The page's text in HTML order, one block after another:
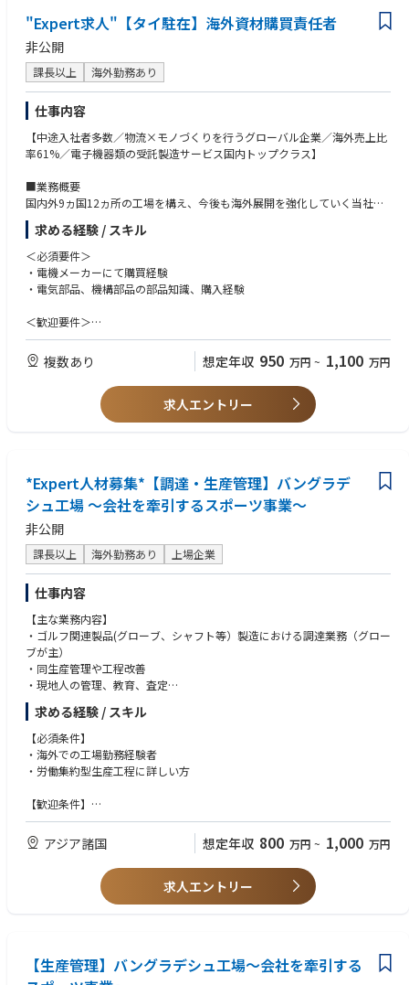
④海外赴任者健康診断が問題ない方 ※入社後3ヵ月以内に受診いただき
海外赴任に問題ないこと
"Expert求人"【タイ駐在】海外資材購買責任者
非公開
課長以上 海外勤務あり
仕事内容
【中途入社者多数／物流×モノづくりを行うグローバル企業／海外売上比
率61%／電子機器類の受託製造サービス国内トップクラス】
■業務概要
国内外9ヵ国12ヵ所の工場を構え、今後も海外展開を強化していく当社に
おいて、海外工場（タイ）にて資材／購買責任者としてご活躍いただきま
す。
■主な業務内容
・部品調達フォロー、確認
・開発購買（ve品）
・ローカルメンバー社員の採用・育成／マネジメント
■OJTトレーニング
ご入社後は、国内工場（高松工場・グローバルEMSセンター）でのOJTト
レーニングを予定しております。
■海外購買の特徴
購買方針として、現地での調達がメインでお客様にとって最良の品質、コ
スト、納期（QCD）を兼ね備えた部品を提案することを重視しておりま
す。
また、上記に加えて、香港／マレーシア／日本の国際購買部門との連携に
より、最適な部品調達及び提案を実施しております。
■キャリアパス
他の海外工場の購買担当、本ポジション領域のスペシャリスト、購買部の
管理職など
求める経験 / スキル
＜必須要件＞
・電機メーカーにて購買経験
・電気部品、機構部品の部品知識、購入経験
＜歓迎要件＞
・海外への長期出張/海外赴任のご経験
・英語の日常会話レベル ※業務で使う言語は、日本語と英語です。
・VE(Value Engineering),VA(Value Analysis)の経験
・品質に関するスキル、部品メーカーに関するスキル
・商品化（製品立ち上げ）において、各イベント毎に購買、技術、QAなど
＜求める人物像＞
・社内外のネットワークを積極的に広げていこうという気持ちを持ってい
る方
・赴任先のルールや文化を理解して適応、順応していく力を持っている方
複数あり 想定年収 950 万円 ~ 1,100 万円
求人エントリー
*Expert人材募集*【調達・生産管理】バングラデ
シュ工場 ～会社を牽引するスポーツ事業～
非公開
課長以上 海外勤務あり 上場企業
仕事内容
【主な業務内容】
・ゴルフ関連製品(グローブ、シャフト等）製造における調達業務（グロー
ブが主）
・同生産管理や工程改善
・現地人の管理、教育、査定
・財務状況分析（PL、BSの基礎的知識必要）
・設備投資計画作成
【工場特徴】
同社工場ではゴルフ用のシャフトを中心に生産している拠点です。現地職
ルしながら工場全体のマネジメントに努めます。工場長の指示のもと現場
求める経験 / スキル
【必須条件】
・海外での工場勤務経験者
・労働集約型生産工程に詳しい方
【歓迎条件】
・米国販社とのコミュニケーションが必要であり米国人との仕事経験（メ
ールベースで英語のコミュニケーションが可能な方）
・縫製業の経験者
・ISO9001/14001、労働安全衛生法、リーンプロダクション等の工場管理
アジア諸国 想定年収 800 万円 ~ 1,000 万円
求人エントリー
【生産管理】バングラデシュ工場～会社を牽引する